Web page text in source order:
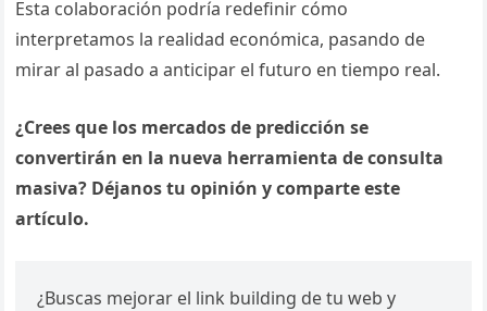
Esta colaboración podría redefinir cómo
interpretamos la realidad económica, pasando de
mirar al pasado a anticipar el futuro en tiempo real.
¿Crees que los mercados de predicción se
convertirán en la nueva herramienta de consulta
masiva? Déjanos tu opinión y comparte este
artículo.
¿Buscas mejorar el link building de tu web y